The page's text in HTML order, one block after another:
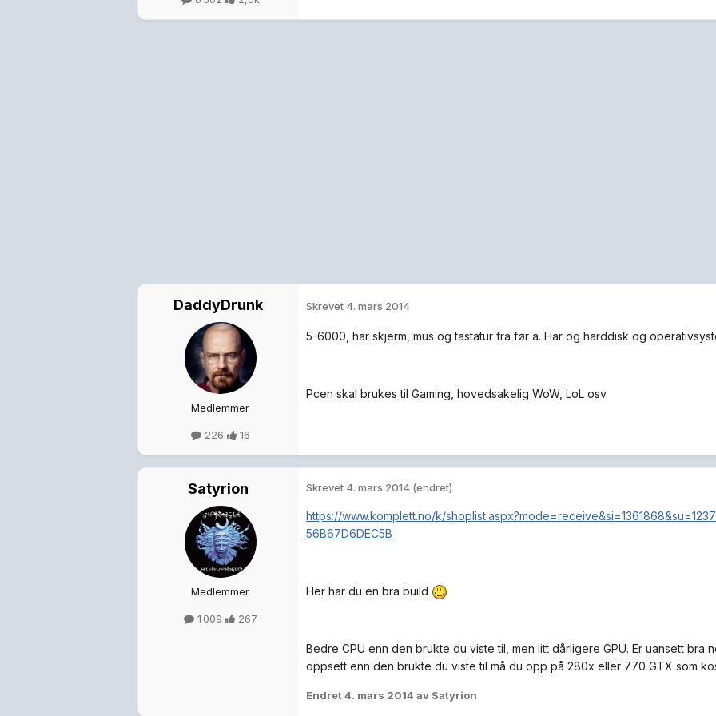
DaddyDrunk
Medlemmer
226 16
Skrevet 4. mars 2014
5-6000, har skjerm, mus og tastatur fra før a. Har og harddisk og
Pcen skal brukes til Gaming, hovedsakelig WoW, LoL osv.
Satyrion
Medlemmer
1 009 267
Skrevet 4. mars 2014 (endret)
https://www.komplett.no/k/
56B67D6DEC5B
Her har du en bra build
Bedre CPU enn den brukte du viste til, men litt dårligere GPU. Er uansett bra
oppsett enn den brukte du viste til må du opp på 280x eller 770 GTX som
Endret4. mars 2014 av Satyrion